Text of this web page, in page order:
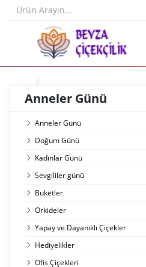
Anneler Günü
Anneler Günü
Doğum Günü
Kadınlar Günü
Sevgililer günü
Buketler
Orkideler
Yapay ve Dayanıklı Çiçekler
Hediyelikler
Ofis Çiçekleri